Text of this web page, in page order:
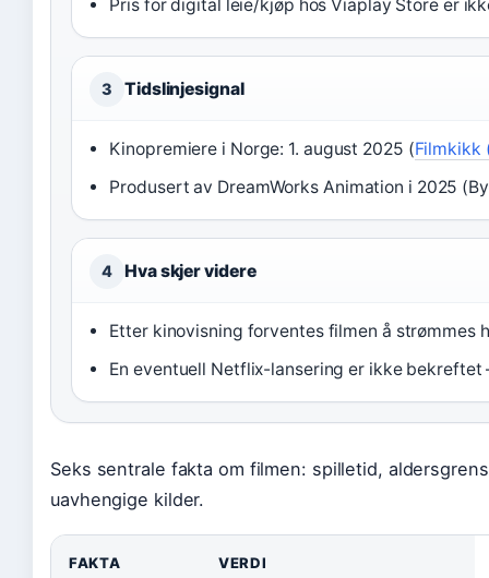
Pris for digital leie/kjøp hos Viaplay Store er
3 Tidslinjesignal
Kinopremiere i Norge: 1. august 2025 (Filmkikk
Produsert av DreamWorks Animation i 2025
4 Hva skjer videre
Etter kinovisning forventes filmen å strømmes
En eventuell Netflix-lansering er ikke
Seks sentrale fakta om filmen: spilletid,
uavhengige kilder.
FAKTA VERDI